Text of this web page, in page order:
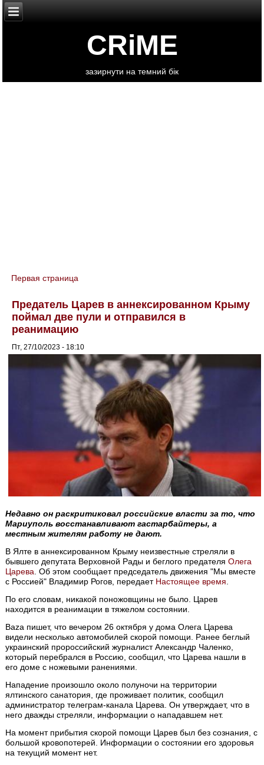
CRiME
зазирнути на темний бік
You are here
Первая страница
Предатель Царев в аннексированном Крыму
поймал две пули и отправился в
реанимацию
Пт, 27/10/2023 - 18:10
Недавно он раскритиковал российские власти за то, что
Мариуполь восстанавливают гастарбайтеры, а
местным жителям работу не дают.
В Ялте в аннексированном Крыму неизвестные стреляли в
бывшего депутата Верховной Рады и беглого предателяОлега
Царева. Об этом сообщает председатель движения "Мы вместе
с Россией" Владимир Рогов, передает Настоящее время.
По его словам, никакой поножовщины не было. Царев
находится в реанимации в тяжелом состоянии.
Baza пишет, что вечером 26 октября у дома Олега Царева
видели несколько автомобилей скорой помощи. Ранее беглый
украинский пророссийский журналист Александр Чаленко,
который перебрался в Россию, сообщил, что Царева нашли в
его доме с ножевыми ранениями.
Нападение произошло около полуночи на территории
ялтинского санатория, где проживает политик, сообщил
администратор телеграм-канала Царева. Он утверждает, что в
него дважды стреляли, информации о нападавшем нет.
На момент прибытия скорой помощи Царев был без сознания, с
большой кровопотерей. Информации о состоянии его здоровья
на текущий момент нет.